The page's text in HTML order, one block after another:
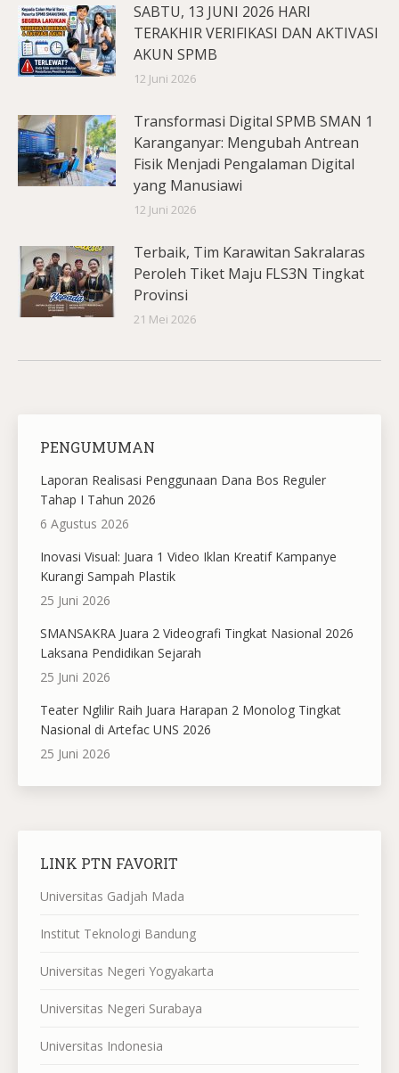
SABTU, 13 JUNI 2026 HARI
TERAKHIR VERIFIKASI DAN AKTIVASI
AKUN SPMB
12 Juni 2026
Transformasi Digital SPMB SMAN 1
Karanganyar: Mengubah Antrean
Fisik Menjadi Pengalaman Digital
yang Manusiawi
12 Juni 2026
Terbaik, Tim Karawitan Sakralaras
Peroleh Tiket Maju FLS3N Tingkat
Provinsi
21 Mei 2026
PENGUMUMAN
Laporan Realisasi Penggunaan Dana Bos Reguler
Tahap I Tahun 2026
6 Agustus 2026
Inovasi Visual: Juara 1 Video Iklan Kreatif Kampanye
Kurangi Sampah Plastik
25 Juni 2026
SMANSAKRA Juara 2 Videografi Tingkat Nasional 2026
Laksana Pendidikan Sejarah
25 Juni 2026
Teater Nglilir Raih Juara Harapan 2 Monolog Tingkat
Nasional di Artefac UNS 2026
25 Juni 2026
LINK PTN FAVORIT
Universitas Gadjah Mada
Institut Teknologi Bandung
Universitas Negeri Yogyakarta
Universitas Negeri Surabaya
Universitas Indonesia